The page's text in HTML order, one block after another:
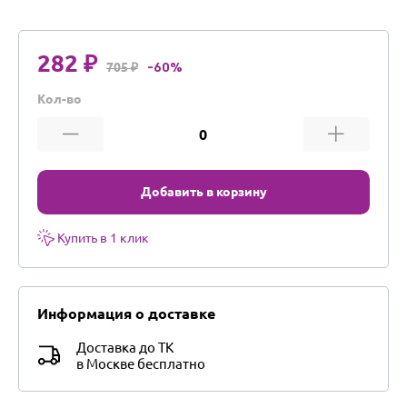
282 ₽ 705 ₽ -60%
Кол-во
Добавить в корзину
Купить в 1 клик
Информация о доставке
Доставка до ТК
в Москве бесплатно